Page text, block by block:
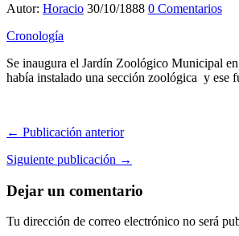
Autor: Horacio 30/10/1888 0 Comentarios
Cronología
Se inaugura el Jardín Zoológico Municipal
había instalado una sección zoológica y ese
← Publicación anterior
Siguiente publicación →
Dejar un comentario
Tu dirección de correo electrónico no será